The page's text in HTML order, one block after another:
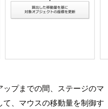
プまでの間、ステージのマ
、マウスの移動量を制御す